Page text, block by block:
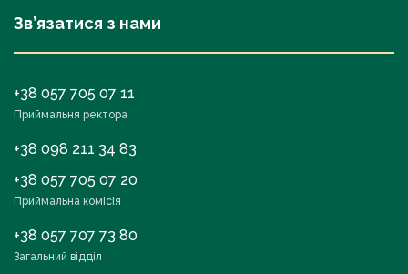
Зв’язатися з нами
+38 057 705 07 11
Приймальня ректора
+38 098 211 34 83
+38 057 705 07 20
Приймальна комісія
+38 057 707 73 80
Загальний відділ